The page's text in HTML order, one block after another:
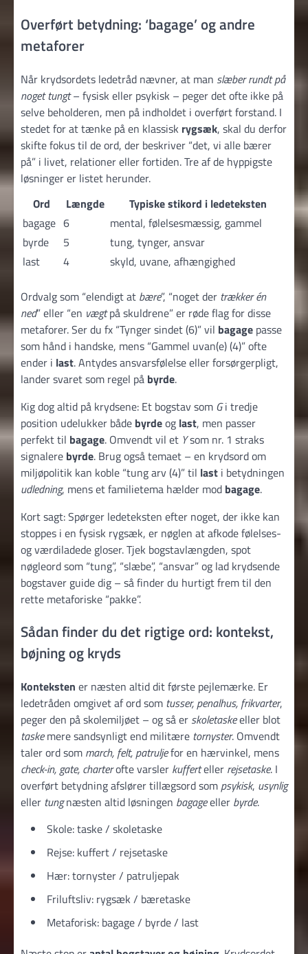
Overført betydning: ‘bagage’ og andre
metaforer
Når krydsordets ledetråd nævner, at man slæber rundt på
noget tungt– fysisk eller psykisk – peger det ofte ikke på
selve beholderen, men på indholdet i overført forstand. I
stedet for at tænke på en klassisk rygsæk, skal du derfor
skifte fokus til de ord, der beskriver “det, vi alle bærer
på” i livet, relationer eller fortiden. Tre af de hyppigste
løsninger er listet herunder.
Ord
Længde
Typiske stikord i ledeteksten
bagage 6
mental, følelsesmæssig, gammel
byrde
5
tung, tynger, ansvar
last
4 skyld, uvane, afhængighed
Ordvalg som “elendigt at bære”, “noget der trækker én
ned” eller “en vægtpå skuldrene” er røde flag for disse
metaforer. Ser du fx “Tynger sindet (6)” vil bagage passe
som hånd i handske, mens “Gammel uvan(e) (4)” ofte
ender i last. Antydes ansvarsfølelse eller forsørgerpligt,
lander svaret som regel på byrde.
Kig dog altid på krydsene: Et bogstav som Gi tredje
position udelukker både byrdeog last, men passer
perfekt til bagage. Omvendt vil et Ysom nr. 1 straks
signalere byrde. Brug også temaet – en krydsord om
miljøpolitik kan koble “tung arv (4)” til last i betydningen
udledning, mens et familie­tema hælder mod bagage.
Kort sagt: Spørger ledeteksten efter noget, der ikke kan
stoppes i en fysisk rygsæk, er nøglen at afkode følelses-
og værdiladede gloser. Tjek bogstavlængden, spot
nøgleord som “tung”, “slæbe”, “ansvar” og lad krydsende
bogstaver guide dig – så finder du hurtigt frem til den
rette metaforiske “pakke”.
Sådan finder du det rigtige ord: kontekst,
bøjning og kryds
Konteksten er næsten altid dit første pejlemærke. Er
ledetråden omgivet af ord som tusser, penalhus, frikvarter,
peger den på skolemiljøet – og så er skoletaskeeller blot
taskemere sandsynligt end militære tornyster. Omvendt
taler ord som march, felt, patruljefor en hærvinkel, mens
check-in, gate, charterofte varsler kufferteller rejsetaske. I
overført betydning afslører tillægsord som psykisk, usynlig
eller tungnæsten altid løsningen bagageeller byrde.
Skole: taske / skoletaske
Rejse: kuffert / rejsetaske
Hær: tornyster / patruljepak
Friluftsliv: rygsæk / bæretaske
Metaforisk: bagage / byrde / last